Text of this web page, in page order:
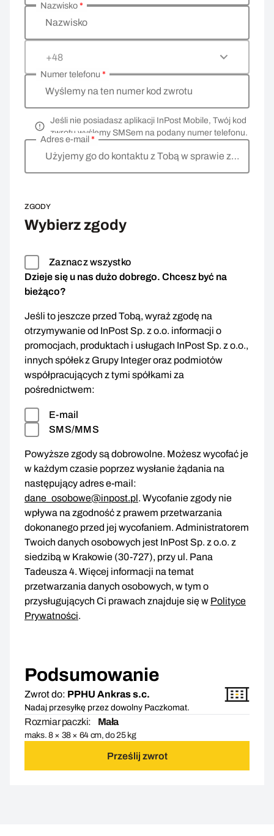
Nazwisko
Nazwisko*
+48
Wyślemy na ten numer kod zwrotu
Numer telefonu *
Jeśli nie posiadasz aplikacji InPost Mobile, Twój kod
zwrotu wyślemy SMSem na podany numer telefonu.
Użyjemy go do kontaktu z Tobą w sprawie zwrotu
Adres e-mail *
ZGODY
Wybierz zgody
Zaznacz wszystko
Dzieje się u nas dużo dobrego. Chcesz być na
bieżąco?
Jeśli to jeszcze przed Tobą, wyraź zgodę na
otrzymywanie od InPost Sp. z o.o. informacji o
promocjach, produktach i usługach InPost Sp. z o.o.,
innych spółek z Grupy Integer oraz podmiotów
współpracujących z tymi spółkami za
pośrednictwem:
E-mail
SMS/MMS
Powyższe zgody są dobrowolne. Możesz wycofać je
w każdym czasie poprzez wysłanie żądania na
następujący adres e-mail:
dane_osobowe@inpost.pl. Wycofanie zgody nie
wpływa na zgodność z prawem przetwarzania
dokonanego przed jej wycofaniem. Administratorem
Twoich danych osobowych jest InPost Sp. z o.o. z
siedzibą w Krakowie (30-727), przy ul. Pana
Tadeusza 4. Więcej informacji na temat
przetwarzania danych osobowych, w tym o
przysługujących Ci prawach znajduje się w Polityce
Prywatności.
Podsumowanie
Zwrot do: PPHU Ankras s.c.
Nadaj przesyłkę przez dowolny Paczkomat.
Rozmiar paczki: Mała
maks. 8 × 38 × 64 cm, do 25 kg
Prześlij zwrot